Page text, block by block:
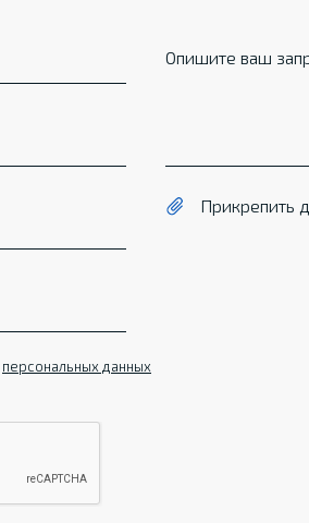
Опишите ваш
Прикрепить
персональных данных